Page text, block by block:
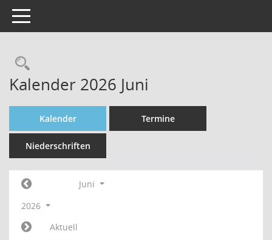
Toggle navigation
Rechercheauswahl
Kalender 2026 Juni
Kalender Termine
Niederschriften
Juni
2026
Aktuell